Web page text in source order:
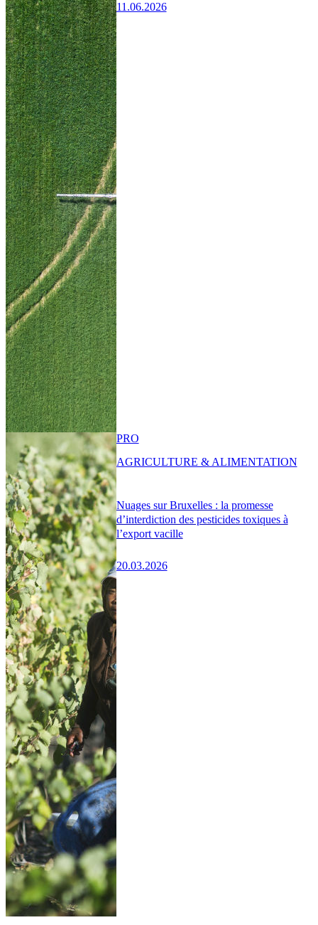
11.06.2026
Nuages sur Bruxelles : la promesse
d’interdiction des pesticides toxiques à
l’export vacille
20.03.2026
PRO
AGRICULTURE & ALIMENTATION